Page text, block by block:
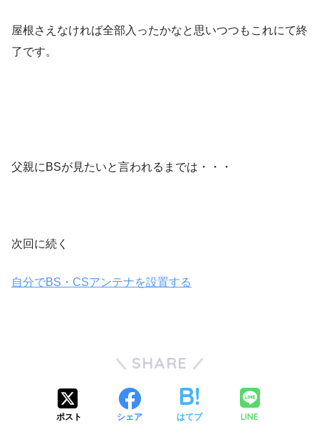
屋根さえなければ全部入ったかなと思いつつもこれにて終
了です。
父親にBSが見たいと言われるまでは・・・
次回に続く
自分でBS・CSアンテナを設置する
SHARE
ポスト シェア はてブ LINE